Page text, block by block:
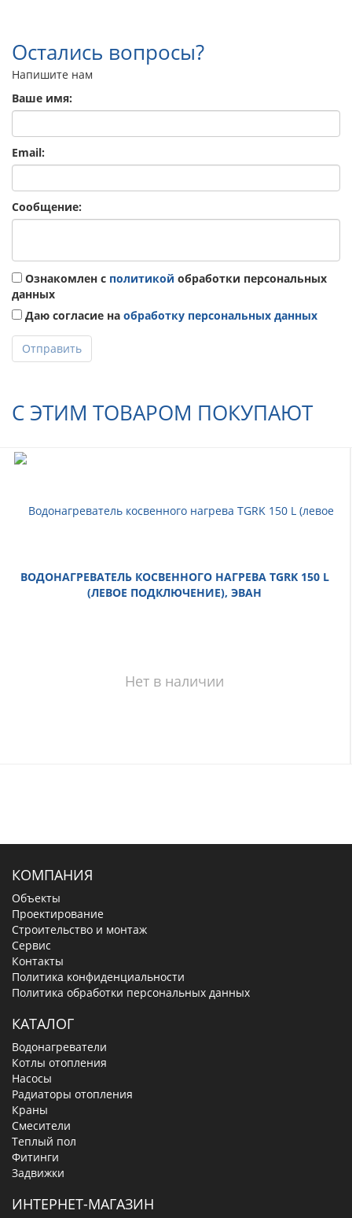
Остались вопросы?
Напишите нам
Ваше имя:
Email:
Сообщение:
Ознакомлен с политикой обработки персональных
данных
Даю согласие на обработку персональных данных
Отправить
С ЭТИМ ТОВАРОМ ПОКУПАЮТ
ВОДОНАГРЕВАТЕЛЬ КОСВЕННОГО НАГРЕВА TGRK 150 L
(ЛЕВОЕ ПОДКЛЮЧЕНИЕ), ЭВАН
Нет в наличии
КОМПАНИЯ
Объекты
Проектирование
Строительство и монтаж
Сервис
Контакты
Политика конфиденциальности
Политика обработки персональных данных
КАТАЛОГ
Водонагреватели
Котлы отопления
Насосы
Радиаторы отопления
Краны
Смесители
Теплый пол
Фитинги
Задвижки
ИНТЕРНЕТ-МАГАЗИН